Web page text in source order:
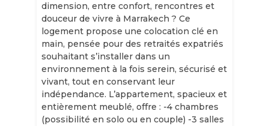
dimension, entre confort, rencontres et
douceur de vivre à Marrakech ? Ce
logement propose une colocation clé en
main, pensée pour des retraités expatriés
souhaitant s’installer dans un
environnement à la fois serein, sécurisé et
vivant, tout en conservant leur
indépendance. L’appartement, spacieux et
entièrement meublé, offre : -4 chambres
(possibilité en solo ou en couple) -3 salles